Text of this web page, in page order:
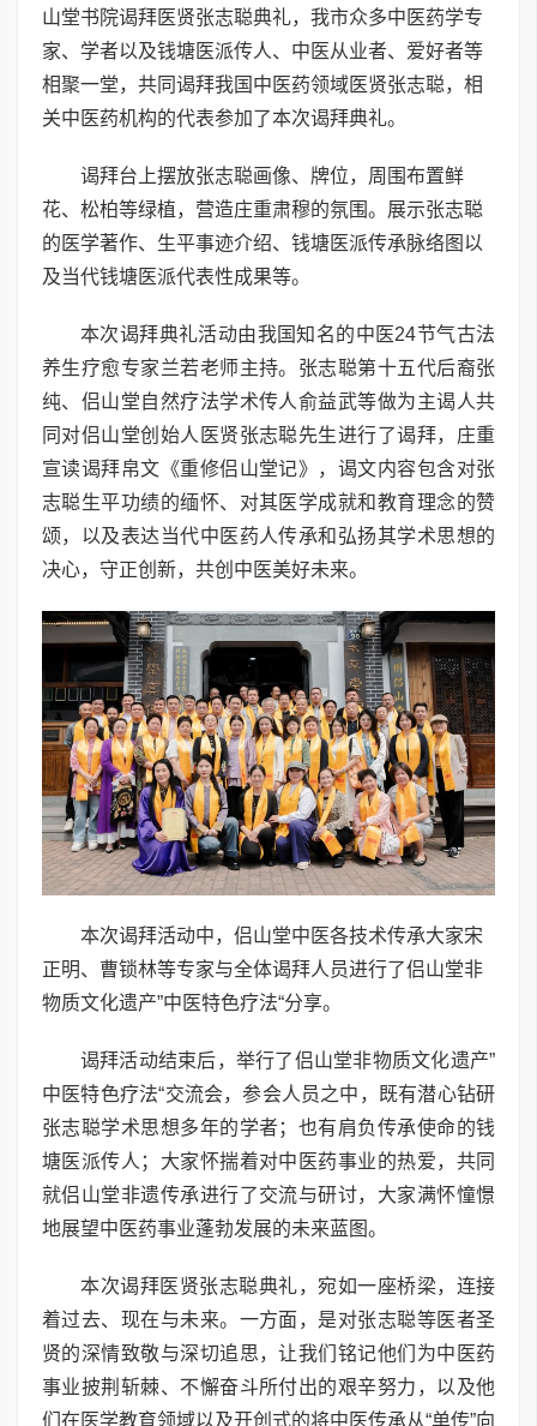
山堂书院谒拜医贤张志聪典礼，我市众多中医药学专
家、学者以及钱塘医派传人、中医从业者、爱好者等
相聚一堂，共同谒拜我国中医药领域医贤张志聪，相
关中医药机构的代表参加了本次谒拜典礼。
谒拜台上摆放张志聪画像、牌位，周围布置鲜
花、松柏等绿植，营造庄重肃穆的氛围。展示张志聪
的医学著作、生平事迹介绍、钱塘医派传承脉络图以
及当代钱塘医派代表性成果等。
本次谒拜典礼活动由我国知名的中医24节气古法
养生疗愈专家兰若老师主持。张志聪第十五代后裔张
纯、侣山堂自然疗法学术传人俞益武等做为主谒人共
同对侣山堂创始人医贤张志聪先生进行了谒拜，庄重
宣读谒拜帛文《重修侣山堂记》，谒文内容包含对张
志聪生平功绩的缅怀、对其医学成就和教育理念的赞
颂，以及表达当代中医药人传承和弘扬其学术思想的
决心，守正创新，共创中医美好未来。
本次谒拜活动中，侣山堂中医各技术传承大家宋
正明、曹锁林等专家与全体谒拜人员进行了侣山堂非
物质文化遗产”中医特色疗法“分享。
谒拜活动结束后，举行了侣山堂非物质文化遗产”
中医特色疗法“交流会，参会人员之中，既有潜心钻研
张志聪学术思想多年的学者；也有肩负传承使命的钱
塘医派传人；大家怀揣着对中医药事业的热爱，共同
就侣山堂非遗传承进行了交流与研讨，大家满怀憧憬
地展望中医药事业蓬勃发展的未来蓝图。
本次谒拜医贤张志聪典礼，宛如一座桥梁，连接
着过去、现在与未来。一方面，是对张志聪等医者圣
贤的深情致敬与深切追思，让我们铭记他们为中医药
事业披荆斩棘、不懈奋斗所付出的艰辛努力，以及他
们在医学教育领域以及开创式的将中医传承从“单传”向